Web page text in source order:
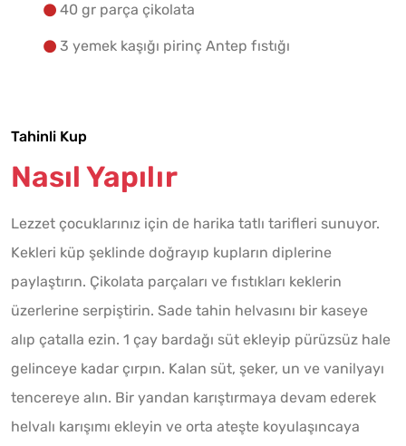
40 gr parça çikolata
3 yemek kaşığı pirinç Antep fıstığı
Tahinli Kup
Nasıl Yapılır
Lezzet çocuklarınız için de harika tatlı tarifleri sunuyor.
Kekleri küp şeklinde doğrayıp kupların diplerine
paylaştırın. Çikolata parçaları ve fıstıkları keklerin
üzerlerine serpiştirin. Sade tahin helvasını bir kaseye
alıp çatalla ezin. 1 çay bardağı süt ekleyip pürüzsüz hale
gelinceye kadar çırpın. Kalan süt, şeker, un ve vanilyayı
tencereye alın. Bir yandan karıştırmaya devam ederek
helvalı karışımı ekleyin ve orta ateşte koyulaşıncaya